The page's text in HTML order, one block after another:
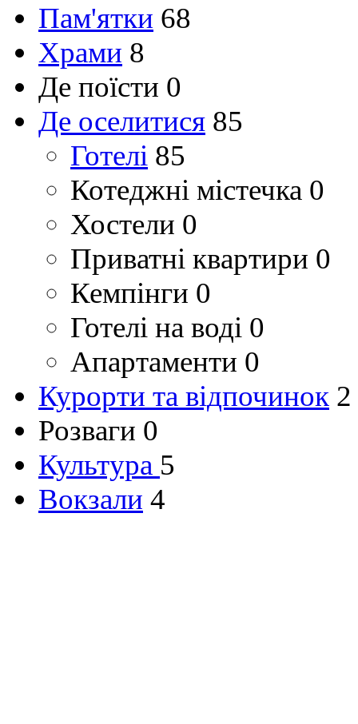
Пам'ятки 68
Храми 8
Де поїсти 0
Де оселитися 85
Готелі 85
Котеджні містечка 0
Хостели 0
Приватні квартири 0
Кемпінги 0
Готелі на воді 0
Апартаменти 0
Курорти та відпочинок 2
Розваги 0
Культура 5
Вокзали 4